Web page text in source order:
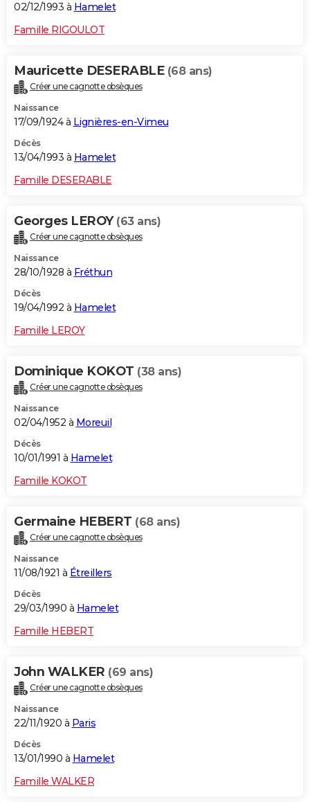
02/12/1993 à Hamelet
Famille RIGOULOT
Mauricette DESERABLE (68 ans)
Créer une cagnotte obsèques
Naissance
17/09/1924 à Lignières-en-Vimeu
Décès
13/04/1993 à Hamelet
Famille DESERABLE
Georges LEROY (63 ans)
Créer une cagnotte obsèques
Naissance
28/10/1928 à Fréthun
Décès
19/04/1992 à Hamelet
Famille LEROY
Dominique KOKOT (38 ans)
Créer une cagnotte obsèques
Naissance
02/04/1952 à Moreuil
Décès
10/01/1991 à Hamelet
Famille KOKOT
Germaine HEBERT (68 ans)
Créer une cagnotte obsèques
Naissance
11/08/1921 à Étreillers
Décès
29/03/1990 à Hamelet
Famille HEBERT
John WALKER (69 ans)
Créer une cagnotte obsèques
Naissance
22/11/1920 à Paris
Décès
13/01/1990 à Hamelet
Famille WALKER